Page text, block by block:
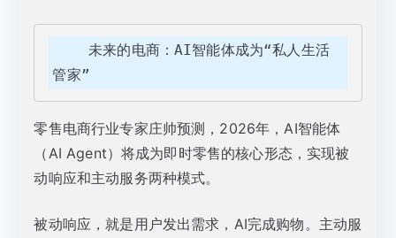
管家”
零售电商行业专家庄帅预测，2026年，AI智能体
（AI Agent）将成为即时零售的核心形态，实现被
动响应和主动服务两种模式。
被动响应，就是用户发出需求，AI完成购物。主动服